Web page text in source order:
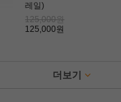
레일)
125,000원
125,000원
더보기